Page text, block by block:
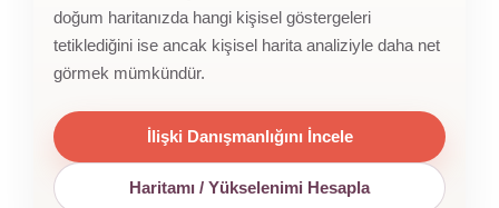
doğum haritanızda hangi kişisel göstergeleri
tetiklediğini ise ancak kişisel harita analiziyle daha net
görmek mümkündür.
İlişki Danışmanlığını İncele
Haritamı / Yükselenimi Hesapla